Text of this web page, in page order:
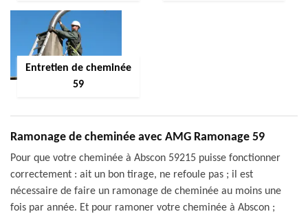
Entretien de cheminée
59
Ramonage de cheminée avec AMG Ramonage 59
Pour que votre cheminée à Abscon 59215 puisse fonctionner
correctement : ait un bon tirage, ne refoule pas ; il est
nécessaire de faire un ramonage de cheminée au moins une
fois par année. Et pour ramoner votre cheminée à Abscon ;